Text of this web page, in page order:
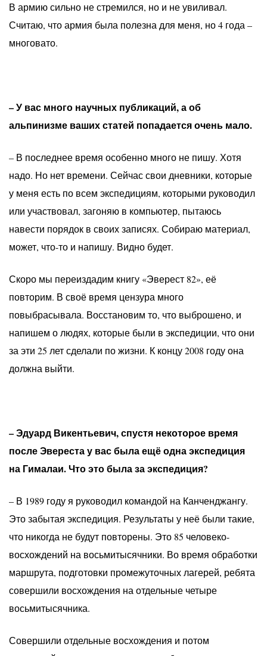
В армию сильно не стремился, но и не увиливал.
Считаю, что армия была полезна для меня, но 4 года –
многовато.
– У вас много научных публикаций, а об
альпинизме ваших статей попадается очень мало.
– В последнее время особенно много не пишу. Хотя
надо. Но нет времени. Сейчас свои дневники, которые
у меня есть по всем экспедициям, которыми руководил
или участвовал, загоняю в компьютер, пытаюсь
навести порядок в своих записях. Собираю материал,
может, что-то и напишу. Видно будет.
Скоро мы переиздадим книгу «Эверест 82», её
повторим. В своё время цензура много
повыбрасывала. Восстановим то, что выброшено, и
напишем о людях, которые были в экспедиции, что они
за эти 25 лет сделали по жизни. К концу 2008 году она
должна выйти.
– Эдуард Викентьевич, спустя некоторое время
после Эвереста у вас была ещё одна экспедиция
на Гималаи. Что это была за экспедиция?
– В 1989 году я руководил командой на Канченджангу.
Это забытая экспедиция. Результаты у неё были такие,
что никогда не будут повторены. Это 85 человеко-
восхождений на восьмитысячники. Во время обработки
маршрута, подготовки промежуточных лагерей, ребята
совершили восхождения на отдельные четыре
восьмитысячника.
Совершили отдельные восхождения и потом